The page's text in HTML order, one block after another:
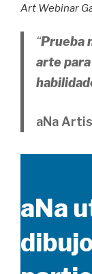
Art Webinar
“Prueba
arte
aNa
aNa